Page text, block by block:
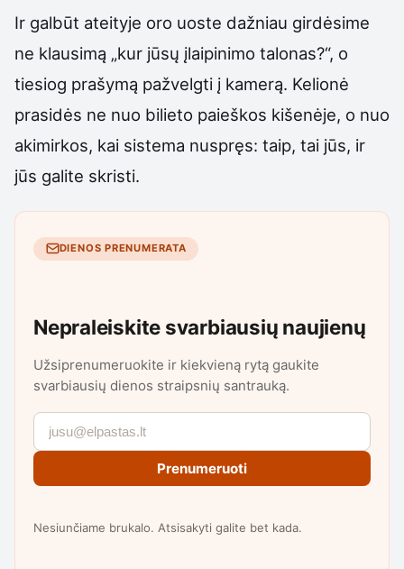
Ir galbūt ateityje oro uoste dažniau girdėsime
ne klausimą „kur jūsų įlaipinimo talonas?“, o
tiesiog prašymą pažvelgti į kamerą. Kelionė
prasidės ne nuo bilieto paieškos kišenėje, o nuo
akimirkos, kai sistema nuspręs: taip, tai jūs, ir
jūs galite skristi.
DIENOS PRENUMERATA
Nepraleiskite svarbiausių naujienų
Užsiprenumeruokite ir kiekvieną rytą gaukite
svarbiausių dienos straipsnių santrauką.
Prenumeruoti
Nesiunčiame brukalo. Atsisakyti galite bet kada.